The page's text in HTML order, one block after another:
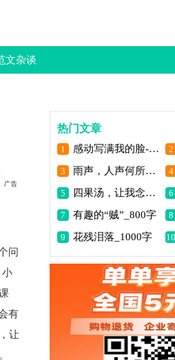
文杂谈
问
小
有
让
热门文章
1 感动写满我的脸-写事作文500字 2
3 雨声，人声何所思_800字 4
5 四果汤，让我念念不忘_900字 6
7 有趣的“贼”_800字 8
9 花残泪落_1000字 10